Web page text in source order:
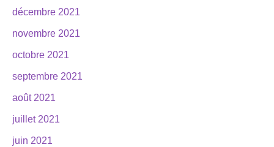
décembre 2021
novembre 2021
octobre 2021
septembre 2021
août 2021
juillet 2021
juin 2021